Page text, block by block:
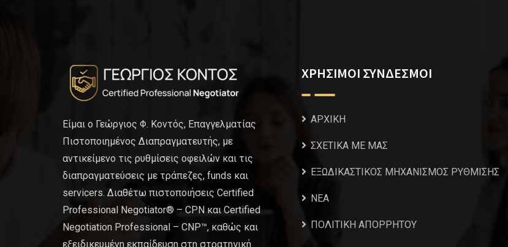
Είμαι ο Γεώργιος Φ. Κοντός, Επαγγελματίας
Πιστοποιημένος Διαπραγματευτής, με
αντικείμενο τις ρυθμίσεις οφειλών και τις
διαπραγματεύσεις με τράπεζες, funds και
servicers. Διαθέτω πιστοποιήσεις Certified
Professional Negotiator® – CPN και Certified
Negotiation Professional – CNP™, καθώς και
εξειδικευμένη εκπαίδευση στη στρατηγική
ΧΡΗΣΙΜΟΙ ΣΥΝΔΕΣΜΟΙ
ΑΡΧΙΚΗ
ΣΧΕΤΙΚΑ ΜΕ ΜΑΣ
ΕΞΩΔΙΚΑΣΤΙΚΟΣ ΜΗΧΑΝΙΣΜΟΣ ΡΥΘΜΙΣΗΣ
NEA
ΠΟΛΙΤΙΚΗ ΑΠΟΡΡΗΤΟΥ